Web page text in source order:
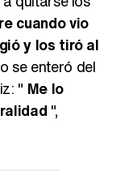
cuando vio
y los tiró al
se enteró del
" Me lo
",